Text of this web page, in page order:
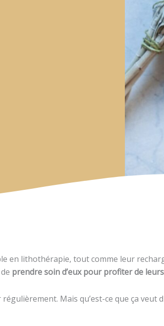
en lithothérapie, tout comme leur
prendre soin d’eux pour profiter de
Mais qu’est-ce que ça veut